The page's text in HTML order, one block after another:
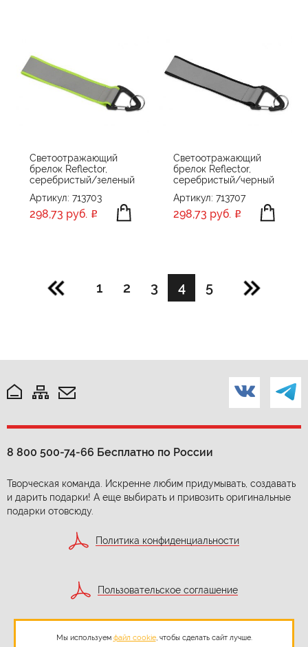
Светоотражающий
брелок Reflector,
серебристый/зеленый
Артикул: 713703
298,73 руб.
Светоотражающий
брелок Reflector,
серебристый/черный
Артикул: 713707
298,73 руб.
1 2 3 4 5
8 800 500-74-66 Бесплатно по России
Творческая команда. Искренне любим придумывать, создавать
и дарить подарки! А еще выбирать и привозить оригинальные
подарки отовсюду.
Политика конфиденциальности
Пользовательское соглашение
Согласие на обработку персональных данных
Мы используем файл cookie, чтобы сделать сайт лучше.